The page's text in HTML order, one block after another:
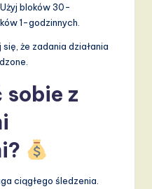
Użyj bloków 30-
1-godzinnych.
się, że zadania działania
sobie z
ciągłego śledzenia.